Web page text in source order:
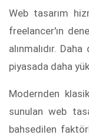
Web tasarım
freelancer'ın
alınmalıdır.
piyasada daha
Modernden
sunulan web
bahsedilen